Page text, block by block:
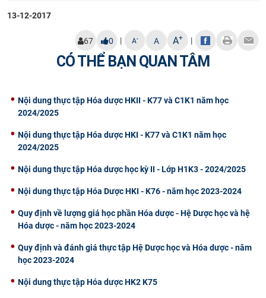
13-12-2017
67 0 | A- A A+ |
CÓ THỂ BẠN QUAN TÂM
Nội dung thực tập Hóa dược HKII - K77 và C1K1 năm học
2024/2025
Nội dung thực tập Hóa dược HKI - K77 và C1K1 năm học
2024/2025
Nội dung thực tập Hóa dược học kỳ II - Lớp H1K3 - 2024/2025
Nội dung thực tập Hóa Dược HKI - K76 - năm học 2023-2024
Quy định về lượng giá học phần Hóa dược - Hệ Dược học và hệ
Hóa dược - năm học 2023-2024
Quy định và đánh giá thực tập Hệ Dược học và Hóa dược - năm
học 2023-2024
Nội dung thực tập Hóa dược HK2 K75